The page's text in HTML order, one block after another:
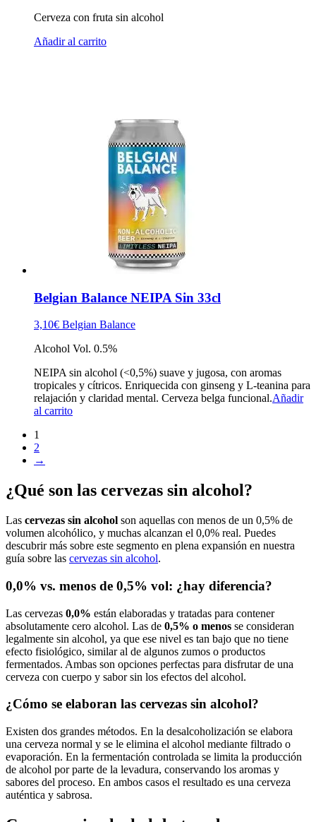
Cerveza con fruta sin alcohol
Añadir al carrito
Belgian Balance NEIPA Sin 33cl
3,10€ Belgian Balance
Alcohol Vol. 0.5%
NEIPA sin alcohol (<0,5%) suave y jugosa, con aromas
tropicales y cítricos. Enriquecida con ginseng y L-teanina para
relajación y claridad mental. Cerveza belga funcional.Añadir
al carrito
1
2
→
¿Qué son las cervezas sin alcohol?
Las cervezas sin alcohol son aquellas con menos de un 0,5% de
volumen alcohólico, y muchas alcanzan el 0,0% real. Puedes
descubrir más sobre este segmento en plena expansión en nuestra
guía sobre las cervezas sin alcohol.
0,0% vs. menos de 0,5% vol: ¿hay diferencia?
Las cervezas 0,0% están elaboradas y tratadas para contener
absolutamente cero alcohol. Las de 0,5% o menos se consideran
legalmente sin alcohol, ya que ese nivel es tan bajo que no tiene
efecto fisiológico, similar al de algunos zumos o productos
fermentados. Ambas son opciones perfectas para disfrutar de una
cerveza con cuerpo y sabor sin los efectos del alcohol.
¿Cómo se elaboran las cervezas sin alcohol?
Existen dos grandes métodos. En la desalcoholización se elabora
una cerveza normal y se le elimina el alcohol mediante filtrado o
evaporación. En la fermentación controlada se limita la producción
de alcohol por parte de la levadura, conservando los aromas y
sabores del proceso. En ambos casos el resultado es una cerveza
auténtica y sabrosa.